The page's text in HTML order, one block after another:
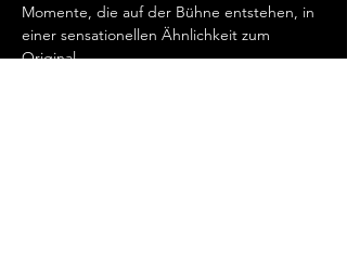
Momente, die auf der Bühne entstehen, in
einer sensationellen Ähnlichkeit zum
Original.